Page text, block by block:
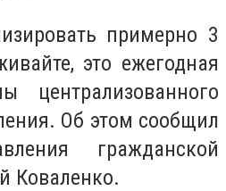
примерно 3
это ежегодная
централизованного
Об этом сообщил
гражданской
Коваленко.